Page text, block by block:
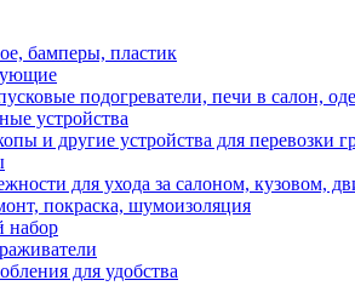
бамперы, пластик
подогреватели, печи в салон,
устройства
и другие устройства для перевозки
для ухода за салоном, кузовом,
покраска, шумоизоляция
набор
для удобства